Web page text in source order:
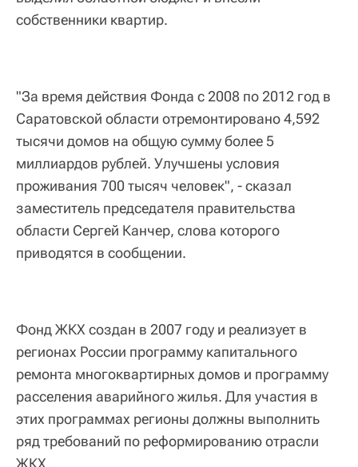
собственники квартир.
"За время действия Фонда с 2008 по 2012 год в
Саратовской области отремонтировано 4,592
тысячи домов на общую сумму более 5
миллиардов рублей. Улучшены условия
проживания 700 тысяч человек", - сказал
заместитель председателя правительства
области Сергей Канчер, слова которого
приводятся в сообщении.
Фонд ЖКХ создан в 2007 году и реализует в
регионах России программу капитального
ремонта многоквартирных домов и программу
расселения аварийного жилья. Для участия в
этих программах регионы должны выполнить
ряд требований по реформированию отрасли
ЖКХ.